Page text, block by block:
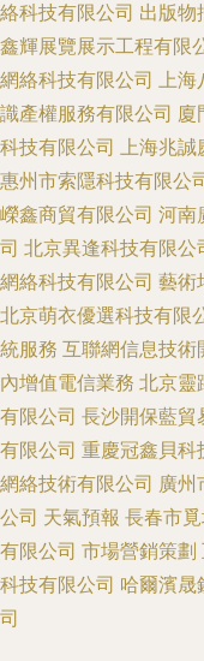
絡科技有限公司 出版物
鑫輝展覽展示工程有限
網絡科技有限公司 上海
識產權服務有限公司 廈
科技有限公司 上海兆誠
惠州市索隱科技有限公
嶸鑫商貿有限公司 河南
司 北京異逢科技有限公
網絡科技有限公司 藝術
北京萌衣優選科技有限
統服務 互聯網信息技術
內增值電信業務 北京靈
有限公司 長沙開保藍貿
有限公司 重慶冠鑫貝科
網絡技術有限公司 廣州
公司 天氣預報 長春市
有限公司 市場營銷策劃
科技有限公司 哈爾濱晟
司